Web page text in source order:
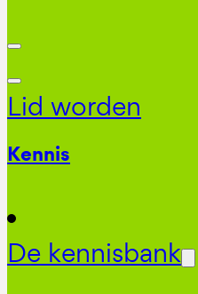
Lid worden
Kennis
De kennisbank